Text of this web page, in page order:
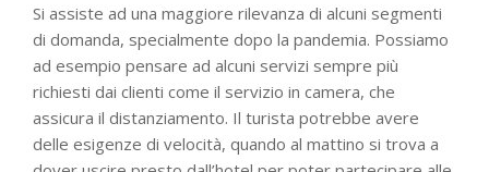
Si assiste ad una maggiore rilevanza di alcuni segmenti
di domanda, specialmente dopo la pandemia. Possiamo
ad esempio pensare ad alcuni servizi sempre più
richiesti dai clienti come il servizio in camera, che
assicura il distanziamento. Il turista potrebbe avere
delle esigenze di velocità, quando al mattino si trova a